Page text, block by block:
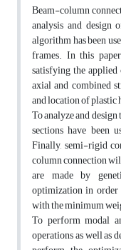
Beam-column
analysis and design
algorithm has been
frames. In this
satisfying the
axial and combined
and location of plastic
To analyze and
sections have been
Finally, semi-rigid
column connection
are made by
optimization in
with the minimum
To perform modal
operations as well as